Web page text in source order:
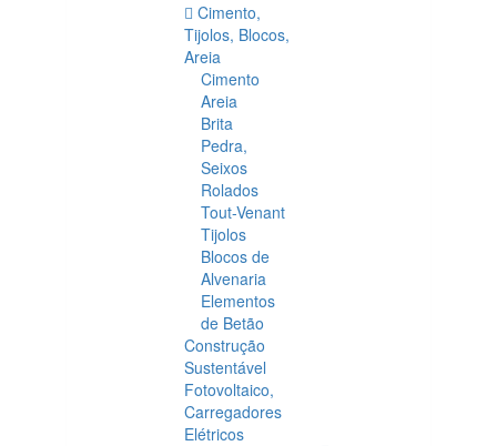
Cimento,
Tijolos, Blocos,
Areia
Cimento
Areia
Brita
Pedra,
Seixos
Rolados
Tout-Venant
Tijolos
Blocos de
Alvenaria
Elementos
de Betão
Construção
Sustentável
Fotovoltaico,
Carregadores
Elétricos